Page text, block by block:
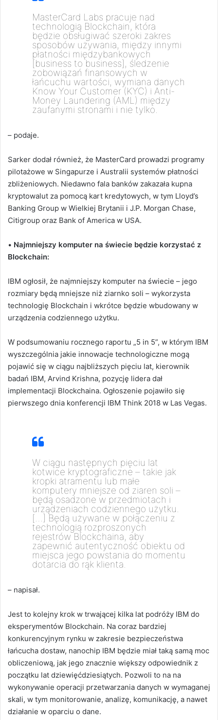
MasterCard Labs pracuje nad
technologią Blockchain, która
będzie obsługiwać szeroki zakres
sposobów używania, między innymi
płatności międzybankowych
[business to business], śledzenie
zobowiązań finansowych w
łańcuchu wartości, wymiana danych
Know Your Customer (KYC) i Anti-
Money Laundering (AML) między
zaufanymi stronami i nie tylko.
– podaje.
Sarker dodał również, że MasterCard prowadzi programy
pilotażowe w Singapurze i Australii systemów płatności
zbliżeniowych. Niedawno fala banków zakazała kupna
kryptowalut za pomocą kart kredytowych, w tym Lloyd’s
Banking Group w Wielkiej Brytanii i J.P. Morgan Chase,
Citigroup oraz Bank of America w USA.
• Najmniejszy komputer na świecie będzie korzystać z
Blockchain:
IBM ogłosił, że najmniejszy komputer na świecie – jego
rozmiary będą mniejsze niż ziarnko soli – wykorzysta
technologię Blockchain i wkrótce będzie wbudowany w
urządzenia codziennego użytku.
W podsumowaniu rocznego raportu „5 in 5”, w którym IBM
wyszczególnia jakie innowacje technologiczne mogą
pojawić się w ciągu najbliższych pięciu lat, kierownik
badań IBM, Arvind Krishna, pozycję lidera dał
implementacji Blockchaina. Ogłoszenie pojawiło się
pierwszego dnia konferencji IBM Think 2018 w Las Vegas.
W ciągu następnych pięciu lat
kotwice kryptograficzne – takie jak
kropki atramentu lub małe
komputery mniejsze od ziaren soli –
będą osadzone w przedmiotach i
urządzeniach codziennego użytku.
[…] Będą używane w połączeniu z
technologią rozproszonych
rejestrów Blockchaina, aby
zapewnić autentyczność obiektu od
miejsca jego powstania do momentu
dotarcia do rąk klienta.
– napisał.
Jest to kolejny krok w trwającej kilka lat podróży IBM do
eksperymentów Blockchain. Na coraz bardziej
konkurencyjnym rynku w zakresie bezpieczeństwa
łańcucha dostaw, nanochip IBM będzie miał taką samą moc
obliczeniową, jak jego znacznie większy odpowiednik z
początku lat dziewięćdziesiątych. Pozwoli to na na
wykonywanie operacji przetwarzania danych w wymaganej
skali, w tym monitorowanie, analizę, komunikację, a nawet
działanie w oparciu o dane.